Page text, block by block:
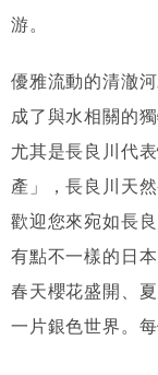
游。
優雅流動的清澈
成了與水相關的獨
尤其是長良川代
產」，長良川天
歡迎您來宛如長
有點不一樣的日本
春天櫻花盛開、
一片銀色世界。